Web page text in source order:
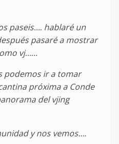
paseis…. hablaré un
pasaré a mostrar
vj……
podemos ir a tomar
próxima a Conde
del vjing
y nos vemos….